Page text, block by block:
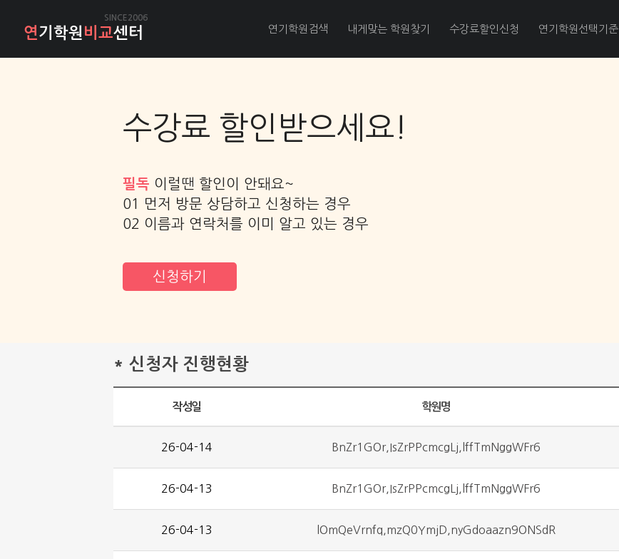
SINCE2006
연기학원 비교센터 연기학원검색 내게맞는 학원찾기 수강료할인신청 연기학원선택기준
수강료 할인받으세요!
필독 이럴땐 할인이 안돼요~
01 먼저 방문 상담하고 신청하는 경우
02 이름과 연락처를 이미 알고 있는 경우
신청하기
* 신청자 진행현황
작성일 학원명
26-04-14 BnZr1GOr,IsZrPPcmcgLj,lffTmNggWFr6
26-04-13 BnZr1GOr,IsZrPPcmcgLj,lffTmNggWFr6
26-04-13 lOmQeVrnfq,mzQ0YmjD,nyGdoaazn9ONSdR